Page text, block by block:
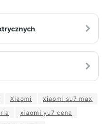
Xiaomi
xiaomi su7 max
xiaomi yu7 cena